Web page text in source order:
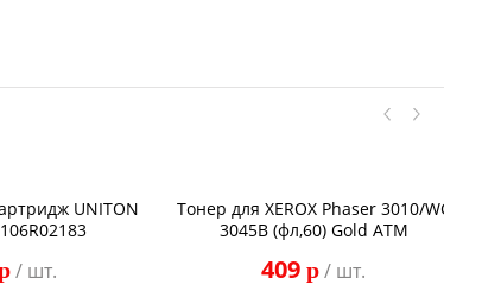
UNITON
/ шт.
Тонер для XEROX Phaser 3010/WC
3045B (фл,60) Gold ATM
409 p/ шт.